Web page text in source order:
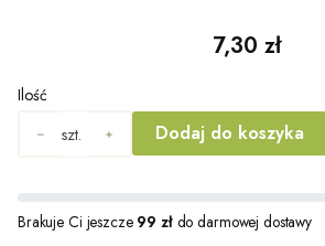
Cena
7,30 zł
Ilość
szt.
Dodaj do koszyka
Brakuje Ci jeszcze 99 złdo darmowej dostawy